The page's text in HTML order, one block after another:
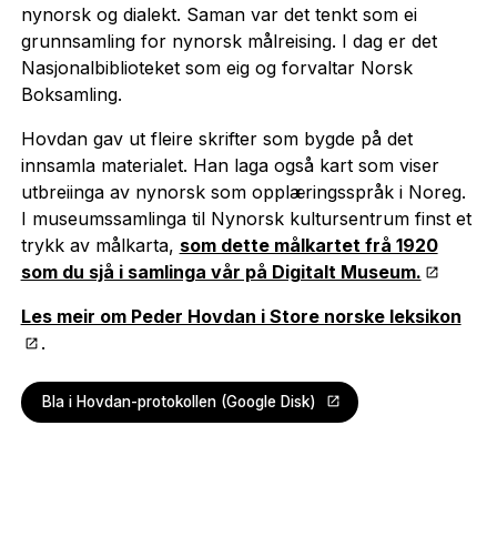
nynorsk og dialekt. Saman var det tenkt som ei
grunnsamling for nynorsk målreising. I dag er det
Nasjonalbiblioteket som eig og forvaltar Norsk
Boksamling.
Hovdan gav ut fleire skrifter som bygde på det
innsamla materialet. Han laga også kart som viser
utbreiinga av nynorsk som opplæringsspråk i Noreg.
I museumssamlinga til Nynorsk kultursentrum finst et
trykk av målkarta, som dette målkartet frå 1920
som du sjå i samlinga vår på Digitalt Museum.
Les meir om Peder Hovdan i Store norske leksikon
.
Bla i Hovdan-protokollen (Google Disk)